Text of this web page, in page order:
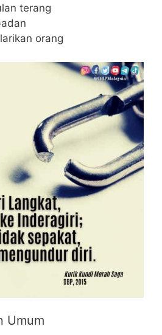
terang
orang
Umum